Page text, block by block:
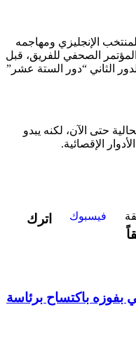
الإنجليزي ومهاجمه
الصحفي للفريق، قبل
الثاني “دور الستة عشر”
حتى الآن، لكنه يبدو
الإقصائية.
فيسبوك
لينكدإن
بينتيريست
مشاركة
عبر
طباعة
باكتساح برئاسة
اترك